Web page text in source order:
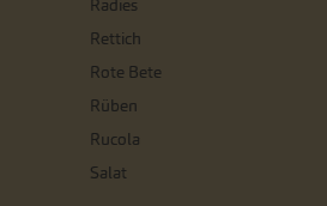
Radies
Rettich
Rote Bete
Rüben
Rucola
Salat